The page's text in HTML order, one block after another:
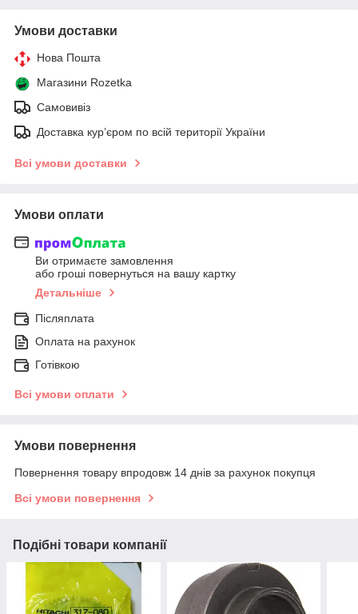
Умови доставки
Нова Пошта
Магазини Rozetka
Самовивіз
Доставка кур’єром по всій території України
Всі умови доставки
Умови оплати
Ви отримаєте замовлення
або гроші повернуться на вашу картку
Детальніше
Післяплата
Оплата на рахунок
Готівкою
Всі умови оплати
Умови повернення
Повернення товару впродовж 14 днів за рахунок покупця
Всі умови повернення
Подібні товари компанії